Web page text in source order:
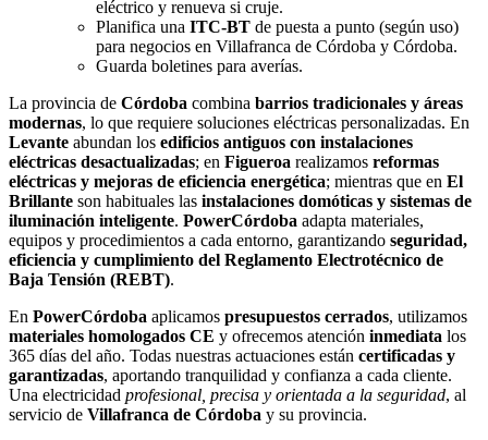
eléctrico y renueva si cruje.
Planifica una ITC-BT de puesta a punto (según uso)
para negocios en Villafranca de Córdoba y Córdoba.
Guarda boletines para averías.
La provincia de Córdoba combina barrios tradicionales y áreas
modernas, lo que requiere soluciones eléctricas personalizadas. En
Levante abundan los edificios antiguos con instalaciones
eléctricas desactualizadas; en Figueroa realizamos reformas
eléctricas y mejoras de eficiencia energética; mientras que en El
Brillante son habituales las instalaciones domóticas y sistemas de
iluminación inteligente. PowerCórdoba adapta materiales,
equipos y procedimientos a cada entorno, garantizando seguridad,
eficiencia y cumplimiento del Reglamento Electrotécnico de
Baja Tensión (REBT).
En PowerCórdoba aplicamos presupuestos cerrados, utilizamos
materiales homologados CE y ofrecemos atención inmediata los
365 días del año. Todas nuestras actuaciones están certificadas y
garantizadas, aportando tranquilidad y confianza a cada cliente.
Una electricidad profesional, precisa y orientada a la seguridad, al
servicio de Villafranca de Córdoba y su provincia.